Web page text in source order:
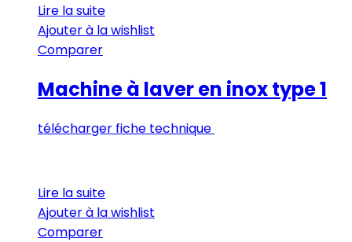
Lire la suite
Ajouter à la wishlist
Comparer
Machine à laver en inox type 1
télécharger fiche technique
Lire la suite
Ajouter à la wishlist
Comparer